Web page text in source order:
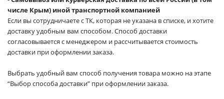
числе Крым) иной транспортной компанией
Если вы сотрудничаете с ТК, которая не указана в списке, и хотите
доставку удобным вам способом. Способ доставки
согласовывается с менеджером и рассчитывается стоимость
доставки при оформлении заказа.
Выбрать удобный вам способ получения товара можно на этапе
“Выбор способа доставки” при оформлении заказа.